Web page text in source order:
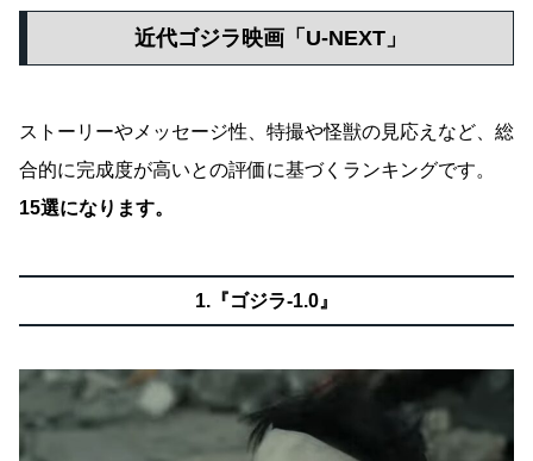
近代ゴジラ映画「U-NEXT」
ストーリーやメッセージ性、特撮や怪獣の見応えなど、総
合的に完成度が高いとの評価に基づくランキングです。
15選になります。
1.『ゴジラ-1.0』